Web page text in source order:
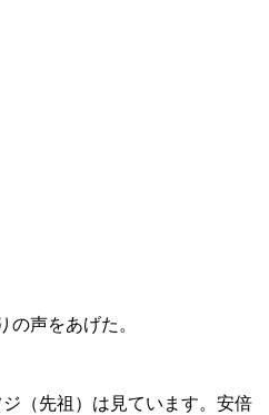
声をあげた。
（先祖）は見ています。安倍